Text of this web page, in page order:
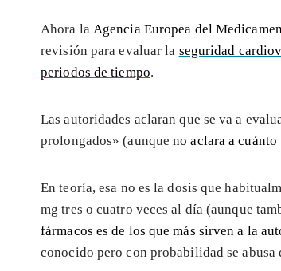
Ahora la Agencia Europea del
revisión para evaluar la seguridad
periodos de tiempo.
Las autoridades aclaran que se va a
prolongados» (aunqueno aclara a
En teoría, esa no es la dosis que
mg tres o cuatro veces al día (aunque
fármacos es de los que más sirven a la
conocido pero con probabilidad se